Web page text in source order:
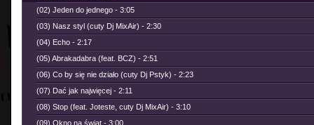
(02) Jeden do jednego - 3:05
(03) Nasz styl (cuty Dj MixAir) - 2:30
(04) Echo - 2:17
(05) Abrakadabra (feat. BCZ) - 2:51
(06) Co by się nie działo (cuty Dj Pstyk) - 2:23
(07) Dać jak najwięcej - 2:11
(08) Stop (feat. Joteste, cuty Dj MixAir) - 3:10
(09) Okno na świat - 3:00